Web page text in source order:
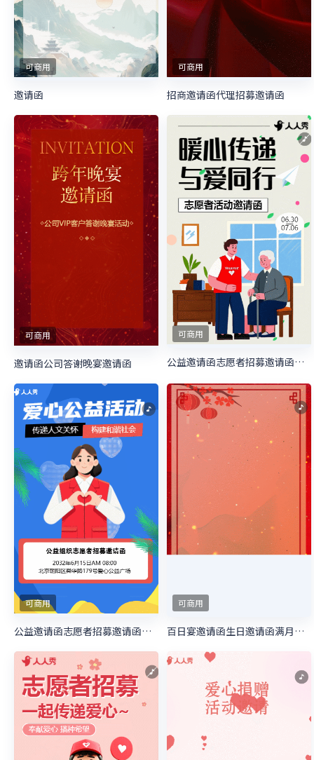
可商用
邀请函
可商用
招商邀请函代理招募邀请函
可商用
邀请函公司答谢晚宴邀请函
可商用
公益邀请函志愿者招募邀请函慈善活动邀请函
可商用
公益邀请函志愿者招募邀请函慈善活动邀请函
可商用
百日宴邀请函生日邀请函满月宴邀请函